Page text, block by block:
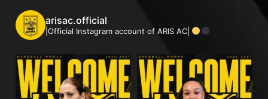
arisac.official
|Official Instagram account of ARIS AC|